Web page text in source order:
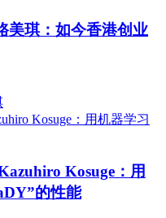
美琪：如今香港创业
Kosuge：用
的性能